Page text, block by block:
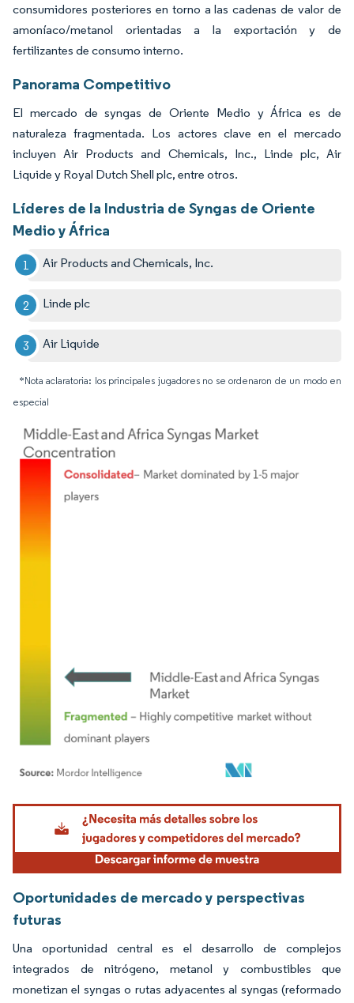
consumidores posteriores en torno a las cadenas de valor de
amoníaco/metanol orientadas a la exportación y de
fertilizantes de consumo interno.
Panorama Competitivo
El mercado de syngas de Oriente Medio y África es de
naturaleza fragmentada. Los actores clave en el mercado
incluyen Air Products and Chemicals, Inc., Linde plc, Air
Liquide y Royal Dutch Shell plc, entre otros.
Líderes de la Industria de Syngas de Oriente
Medio y África
Air Products and Chemicals, Inc.
Linde plc
Air Liquide
*Nota aclaratoria: los principales jugadores no se ordenaron de un modo en
especial
Imagen © Mordor Intelligence. El uso requiere atribución según CC BY 4.0.
Oportunidades de mercado y perspectivas
futuras
Una oportunidad central es el desarrollo de complejos
integrados de nitrógeno, metanol y combustibles que
monetizan el syngas o rutas adyacentes al syngas (reformado